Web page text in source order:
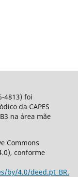
4813) foi
da CAPES
na área mãe
Commons
conforme
by/4.0/deed.pt_BR.